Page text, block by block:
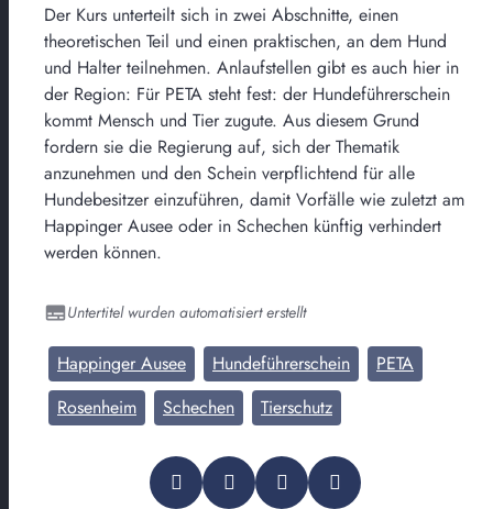
Der Kurs unterteilt sich in zwei Abschnitte, einen
theoretischen Teil und einen praktischen, an dem Hund
und Halter teilnehmen. Anlaufstellen gibt es auch hier in
der Region: Für PETA steht fest: der Hundeführerschein
kommt Mensch und Tier zugute. Aus diesem Grund
fordern sie die Regierung auf, sich der Thematik
anzunehmen und den Schein verpflichtend für alle
Hundebesitzer einzuführen, damit Vorfälle wie zuletzt am
Happinger Ausee oder in Schechen künftig verhindert
werden können.
Untertitel wurden automatisiert erstellt
Happinger Ausee Hundeführerschein
PETA
Rosenheim
Schechen Tierschutz